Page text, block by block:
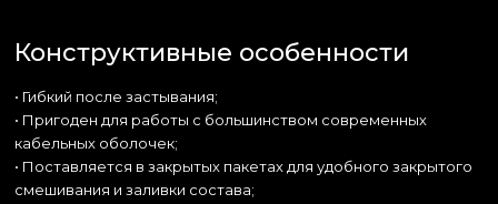
Конструктивные особенности
• Гибкий после застывания;
• Пригоден для работы с большинством современных
кабельных оболочек;
• Поставляется в закрытых пакетах для удобного закрытого
смешивания и заливки состава;